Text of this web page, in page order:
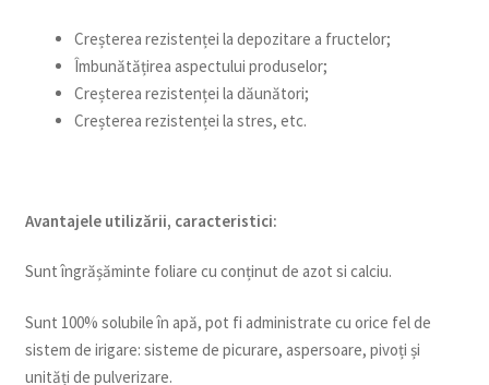
Creșterea rezistenței la depozitare a fructelor;
Îmbunătățirea aspectului produselor;
Creșterea rezistenței la dăunători;
Creșterea rezistenței la stres, etc.
Avantajele utilizării, caracteristici:
Sunt îngrășăminte foliare cu conținut de azot si calciu.
Sunt 100% solubile în apă, pot fi administrate cu orice fel de
sistem de irigare: sisteme de picurare, aspersoare, pivoți și
unități de pulverizare.